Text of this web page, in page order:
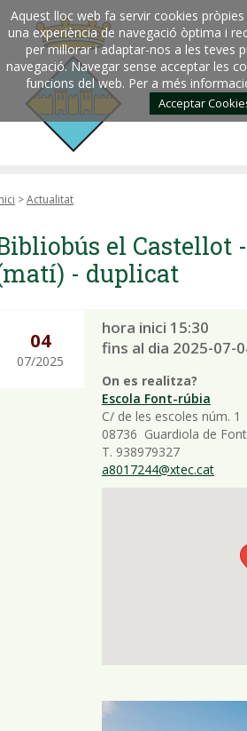
Aquest lloc web fa servir cookies
una experiència de navegació òptima i
per millorar i adaptar-nos a les teves
navegació. Navegar sense acceptar les
funcions del web. Per a més
Acceptar
>Actualitat
el Castellot
- duplicat
04
07/2025
hora inici 15:30
fins al dia 2025-07-
On es realitza?
Escola Font-rúbia
C/ de les escoles núm. 1
08736 Guardiola de
T. 938979327
a8017244@xtec.cat